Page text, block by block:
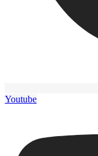
Youtube